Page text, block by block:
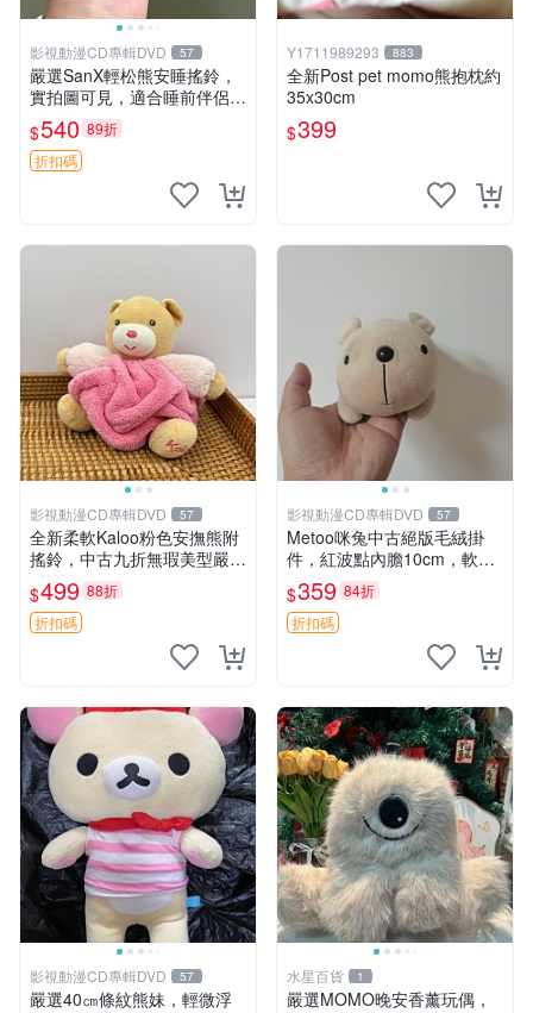
影視動漫CD專輯DVD 57
嚴選SanX輕松熊安睡搖鈴，
實拍圖可見，適合睡前伴侶，
Picks安撫好物 0325 懸吊 電
腦
$540 89折
折扣碼
Y1711989293 883
全新Post pet momo熊抱枕約
35x30cm
$399
影視動漫CD專輯DVD 57
全新柔軟Kaloo粉色安撫熊附
搖鈴，中古九折無瑕美型嚴選
收藏 粉色 安撫 玩具
$499 88折
折扣碼
影視動漫CD專輯DVD 57
Metoo咪兔中古絕版毛絨掛
件，紅波點內膽10cm，軟糯
宜贈送收藏 咪熊 毛絨 掛件
$359 84折
折扣碼
影視動漫CD專輯DVD 57
嚴選40㎝條紋熊妹，輕微浮
水星百貨 1
嚴選MOMO晚安香薰玩偶，